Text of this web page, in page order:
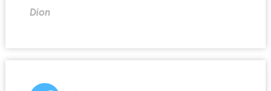
Dion